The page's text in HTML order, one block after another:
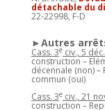
détachable du
22-22998, F-D
►Autres
Cass. 3eciv., 5
construction –
décennale (non)
commun (oui)
Cass. 3eciv., 21
construction –